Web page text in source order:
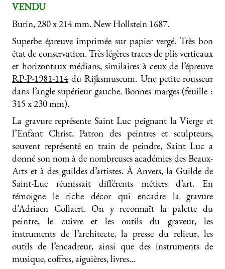
VENDU
Burin, 280 x 214 mm. New Hollstein 1687.
Superbe épreuve imprimée sur papier vergé. Très bon
état de conservation. Très légères traces de plis verticaux
et horizontaux médians, similaires à ceux de l’épreuve
RP-P-1981-114 du Rijksmuseum. Une petite rousseur
dans l’angle supérieur gauche. Bonnes marges (feuille :
315 x 230 mm).
La gravure représente Saint Luc peignant la Vierge et
l’Enfant Christ. Patron des peintres et sculpteurs,
souvent représenté en train de peindre, Saint Luc a
donné son nom à de nombreuses académies des Beaux-
Arts et à des guildes d’artistes. À Anvers, la Guilde de
Saint-Luc réunissait différents métiers d’art. En
témoigne le riche décor qui encadre la gravure
d’Adriaen Collaert. On y reconnaît la palette du
peintre, le cuivre et les outils du graveur, les
instruments de l’architecte, la presse du relieur, les
outils de l’encadreur, ainsi que des instruments de
musique, coffres, aiguières, livres...